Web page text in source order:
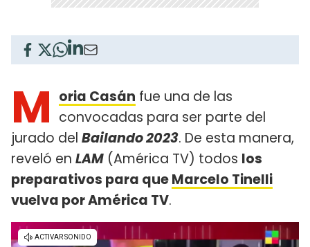
M oria Casán fue una de las
convocadas para ser parte del
jurado del Bailando 2023. De esta manera,
reveló en LAM (América TV) todos los
preparativos para queMarcelo Tinelli
vuelva por América TV.